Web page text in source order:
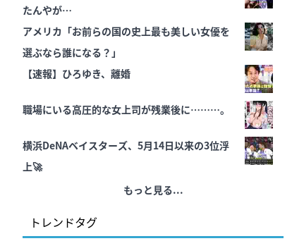
たんやが…
アメリカ「お前らの国の史上最も美しい女優を
選ぶなら誰になる？」
【速報】ひろゆき、離婚
職場にいる高圧的な女上司が残業後に………。
横浜DeNAベイスターズ、5月14日以来の3位浮
上🚀
もっと見る...
トレンドタグ